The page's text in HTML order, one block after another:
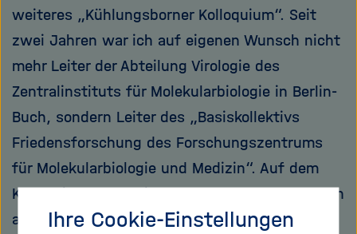
weiteres „Kühlungsborner Kolloquium“. Seit
zwei Jahren war ich auf eigenen Wunsch nicht
mehr Leiter der Abteilung Virologie des
Zentralinstituts für Molekularbiologie in Berlin-
Buch, sondern Leiter des „Basiskollektivs
Friedensforschung des Forschungszentrums
für Molekularbiologie und Medizin“. Auf dem
Kolloquium sollten im September 1990 Experten
aus aller Welt Empfehlungen zur Stärkung der
Ihre Cookie-Einstellungen